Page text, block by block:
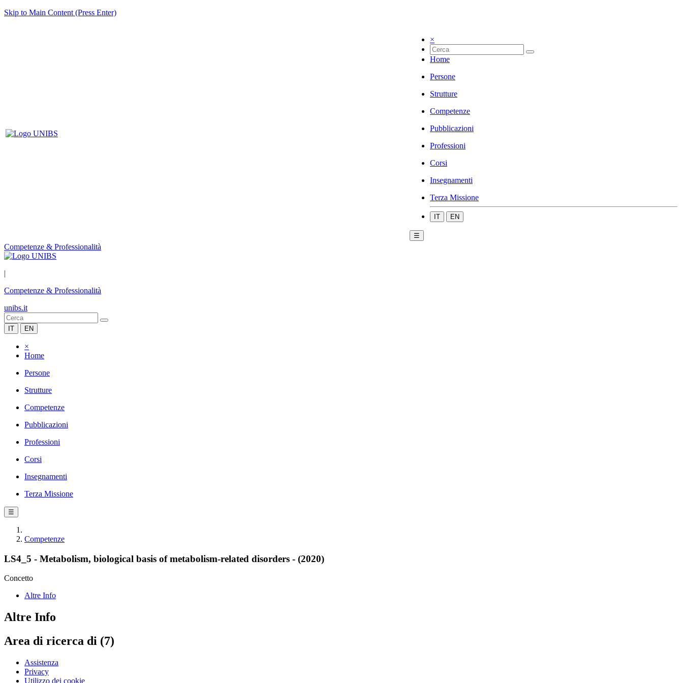
Skip to Main Content (Press Enter)
×
Home
Persone
Strutture
Competenze
Pubblicazioni
Professioni
Corsi
Insegnamenti
Terza Missione
IT EN
☰
Competenze & Professionalità
|
Competenze & Professionalità
unibs.it
IT EN
×
Home
Persone
Strutture
Competenze
Pubblicazioni
Professioni
Corsi
Insegnamenti
Terza Missione
☰
Competenze
LS4_5 - Metabolism, biological basis of metabolism-related disorders - (2020)
Concetto
Altre Info
Altre Info
Area di ricerca di (7)
Assistenza
Privacy
Utilizzo dei cookie